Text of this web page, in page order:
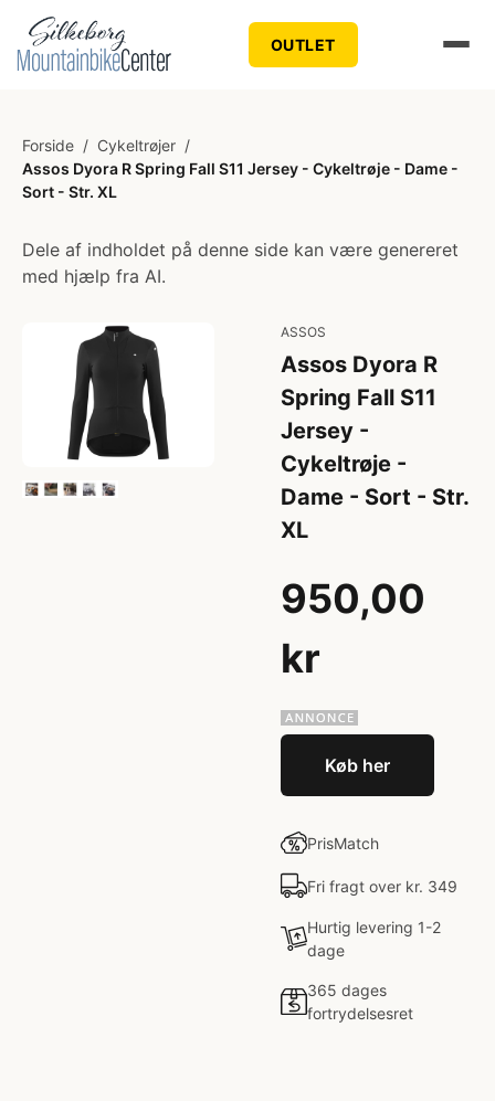
OUTLET
Forside / Cykeltrøjer /
Assos Dyora R Spring Fall S11 Jersey - Cykeltrøje - Dame -
Sort - Str. XL
Dele af indholdet på denne side kan være genereret
med hjælp fra AI.
ASSOS
Assos Dyora R
Spring Fall S11
Jersey -
Cykeltrøje -
Dame - Sort - Str.
XL
950,00
kr
Køb her
PrisMatch
Fri fragt over kr. 349
Hurtig levering 1-2
dage
365 dages
fortrydelsesret